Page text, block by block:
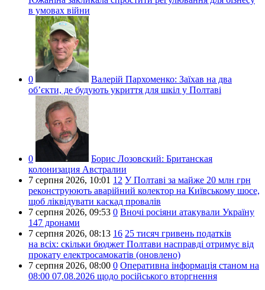
в умовах війни
0 Валерій Пархоменко: Заїхав на два
об’єкти, де будують укриття для шкіл у Полтаві
0 Борис Лозовский: Британская
колонизация Австралии
7 серпня 2026, 10:01 12 У Полтаві за майже 20 млн грн
реконструюють аварійний колектор на Київському шосе,
щоб ліквідувати каскад провалів
7 серпня 2026, 09:53 0 Вночі росіяни атакували Україну
147 дронами
7 серпня 2026, 08:13 16 25 тисяч гривень податків
на всіх: скільки бюджет Полтави насправді отримує від
прокату електросамокатів (оновлено)
7 серпня 2026, 08:00 0 Оперативна інформація станом на
08:00 07.08.2026 щодо російського вторгнення